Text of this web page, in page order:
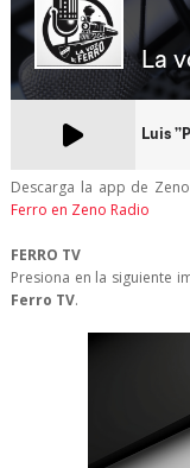
Descarga la app de
Ferro en Zeno Radio
FERRO TV
Presiona en la siguiente
Ferro TV.